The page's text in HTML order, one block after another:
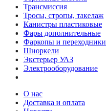
Трансмиссия
Тросы, стропы, такелаж
Канистры пластиковые
Фары дополнительные
Фаркопы и переходники
Шноркели
Экстерьер УАЗ
Электрооборудование
О нас
Доставка и оплата